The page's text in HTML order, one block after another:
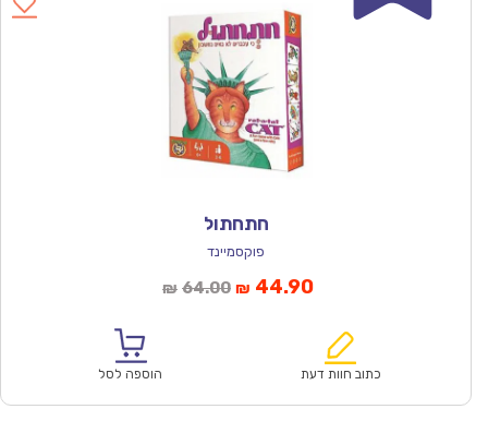
חתחתול
פוקסמיינד
₪ 64.00המחיר
₪64.00.
₪ 44.90המחיר
הוא:
כתוב חוות דעת הוספה לסל